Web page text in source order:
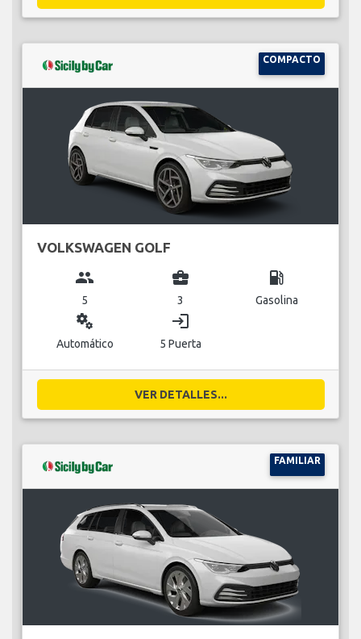
COMPACTO
VOLKSWAGEN GOLF
group
5
business_center
3
local_gas_station
Gasolina
miscellaneous_services
Automático
login
5 Puerta
VER DETALLES...
FAMILIAR